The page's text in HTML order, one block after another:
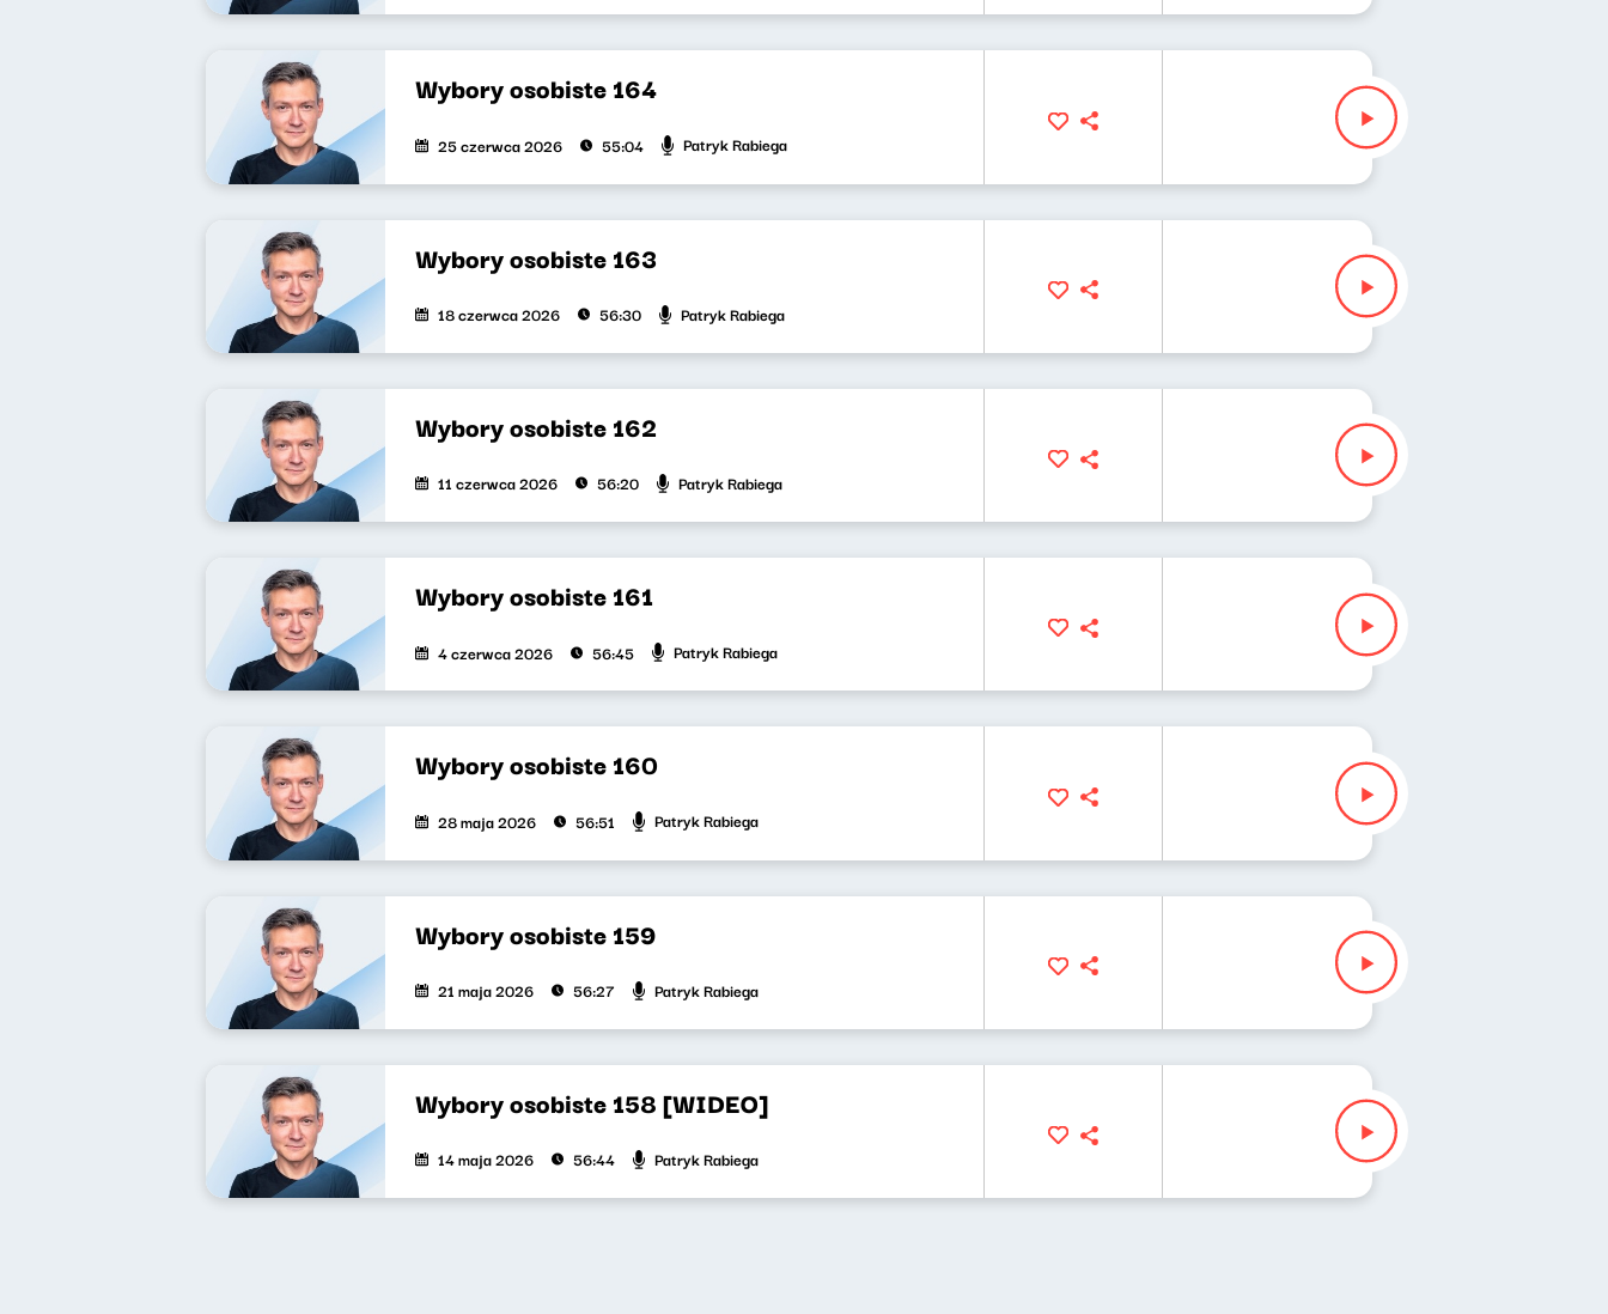
Wybory osobiste 164
25 czerwca 2026 55:04 Patryk Rabiega
Wybory osobiste 163
18 czerwca 2026 56:30 Patryk Rabiega
Wybory osobiste 162
11 czerwca 2026 56:20 Patryk Rabiega
Wybory osobiste 161
4 czerwca 2026 56:45 Patryk Rabiega
Wybory osobiste 160
28 maja 2026 56:51 Patryk Rabiega
Wybory osobiste 159
21 maja 2026 56:27 Patryk Rabiega
Wybory osobiste 158 [WIDEO]
14 maja 2026 56:44 Patryk Rabiega